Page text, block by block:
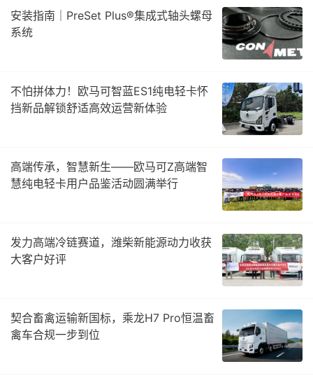
安装指南｜PreSet Plus®集成式轴头螺母
系统
不怕拼体力！欧马可智蓝ES1纯电轻卡怀
挡新品解锁舒适高效运营新体验
高端传承，智慧新生——欧马可Z高端智
慧纯电轻卡用户品鉴活动圆满举行
发力高端冷链赛道，潍柴新能源动力收获
大客户好评
契合畜禽运输新国标，乘龙H7 Pro恒温畜
禽车合规一步到位